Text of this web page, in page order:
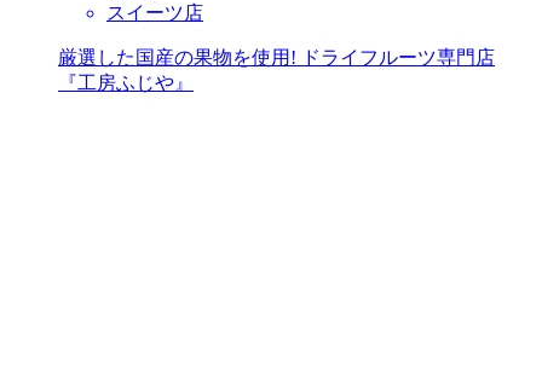
スイーツ店
厳選した国産の果物を使用! ドライフルーツ専門店
『工房ふじや』